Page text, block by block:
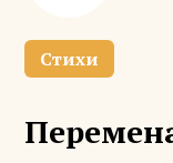
Стихи